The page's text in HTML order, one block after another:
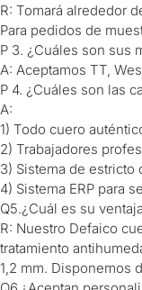
R: Tomará alrededor
Para pedidos de
P 3. ¿Cuáles son sus
A: Aceptamos TT,
P 4. ¿Cuáles son las
A:
1) Todo cuero
2) Trabajadores
3) Sistema de estricto
4) Sistema ERP para
Q5.¿Cuál es su
R: Nuestro Defaico
tratamiento
1,2 mm. Disponemos